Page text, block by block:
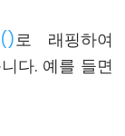
로 래핑하여
다. 예를 들면